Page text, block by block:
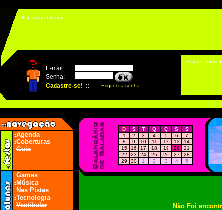
Espaço publicitário
Espaço
::Agenda
::Coberturas
::Guia
::Games
::Música
::Nas Pistas
::Tecnologia
::Vestibular Não Foi
D S T Q Q S
S
1
2 3 4 5 6
7
8
9 10 11 12 13
14
15
16 17 18 19 20
21
22
23 24 25 26 27
28
29
30 1 2 3 4 5